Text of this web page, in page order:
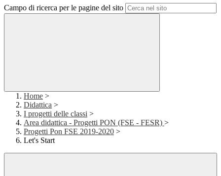
Campo di ricerca per le pagine del sito
Home >
Didattica >
I progetti delle classi >
Area didattica - Progetti PON (FSE - FESR) >
Progetti Pon FSE 2019-2020 >
Let's Start